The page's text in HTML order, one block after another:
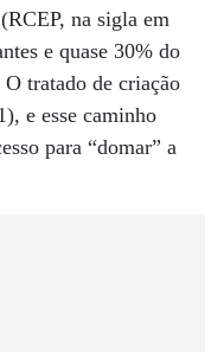
na sigla em
e quase 30% do
tratado de criação
e esse caminho
para “domar” a